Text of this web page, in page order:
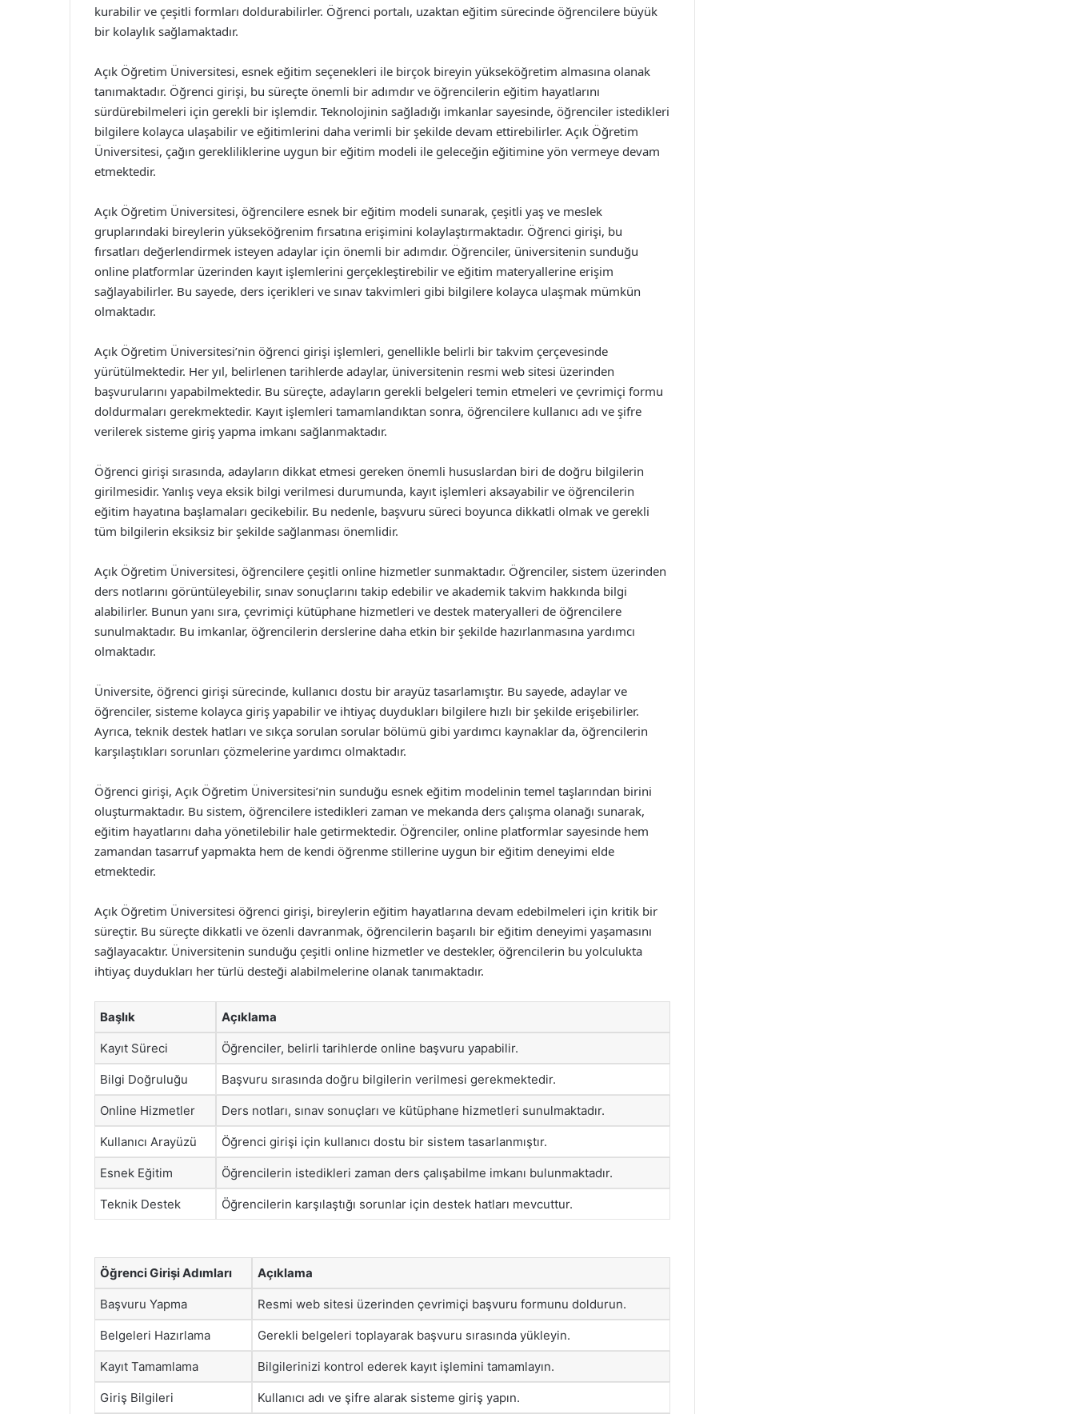
kurabilir ve çeşitli formları doldurabilirler. Öğrenci portalı, uzaktan eğitim sürecinde öğrencilere büyük
bir kolaylık sağlamaktadır.
Açık Öğretim Üniversitesi, esnek eğitim seçenekleri ile birçok bireyin yükseköğretim almasına olanak
tanımaktadır. Öğrenci girişi, bu süreçte önemli bir adımdır ve öğrencilerin eğitim hayatlarını
sürdürebilmeleri için gerekli bir işlemdir. Teknolojinin sağladığı imkanlar sayesinde, öğrenciler istedikleri
bilgilere kolayca ulaşabilir ve eğitimlerini daha verimli bir şekilde devam ettirebilirler. Açık Öğretim
Üniversitesi, çağın gerekliliklerine uygun bir eğitim modeli ile geleceğin eğitimine yön vermeye devam
etmektedir.
Açık Öğretim Üniversitesi, öğrencilere esnek bir eğitim modeli sunarak, çeşitli yaş ve meslek
gruplarındaki bireylerin yükseköğrenim fırsatına erişimini kolaylaştırmaktadır. Öğrenci girişi, bu
fırsatları değerlendirmek isteyen adaylar için önemli bir adımdır. Öğrenciler, üniversitenin sunduğu
online platformlar üzerinden kayıt işlemlerini gerçekleştirebilir ve eğitim materyallerine erişim
sağlayabilirler. Bu sayede, ders içerikleri ve sınav takvimleri gibi bilgilere kolayca ulaşmak mümkün
olmaktadır.
Açık Öğretim Üniversitesi’nin öğrenci girişi işlemleri, genellikle belirli bir takvim çerçevesinde
yürütülmektedir. Her yıl, belirlenen tarihlerde adaylar, üniversitenin resmi web sitesi üzerinden
başvurularını yapabilmektedir. Bu süreçte, adayların gerekli belgeleri temin etmeleri ve çevrimiçi formu
doldurmaları gerekmektedir. Kayıt işlemleri tamamlandıktan sonra, öğrencilere kullanıcı adı ve şifre
verilerek sisteme giriş yapma imkanı sağlanmaktadır.
Öğrenci girişi sırasında, adayların dikkat etmesi gereken önemli hususlardan biri de doğru bilgilerin
girilmesidir. Yanlış veya eksik bilgi verilmesi durumunda, kayıt işlemleri aksayabilir ve öğrencilerin
eğitim hayatına başlamaları gecikebilir. Bu nedenle, başvuru süreci boyunca dikkatli olmak ve gerekli
tüm bilgilerin eksiksiz bir şekilde sağlanması önemlidir.
Açık Öğretim Üniversitesi, öğrencilere çeşitli online hizmetler sunmaktadır. Öğrenciler, sistem üzerinden
ders notlarını görüntüleyebilir, sınav sonuçlarını takip edebilir ve akademik takvim hakkında bilgi
alabilirler. Bunun yanı sıra, çevrimiçi kütüphane hizmetleri ve destek materyalleri de öğrencilere
sunulmaktadır. Bu imkanlar, öğrencilerin derslerine daha etkin bir şekilde hazırlanmasına yardımcı
olmaktadır.
Üniversite, öğrenci girişi sürecinde, kullanıcı dostu bir arayüz tasarlamıştır. Bu sayede, adaylar ve
öğrenciler, sisteme kolayca giriş yapabilir ve ihtiyaç duydukları bilgilere hızlı bir şekilde erişebilirler.
Ayrıca, teknik destek hatları ve sıkça sorulan sorular bölümü gibi yardımcı kaynaklar da, öğrencilerin
karşılaştıkları sorunları çözmelerine yardımcı olmaktadır.
Öğrenci girişi, Açık Öğretim Üniversitesi’nin sunduğu esnek eğitim modelinin temel taşlarından birini
oluşturmaktadır. Bu sistem, öğrencilere istedikleri zaman ve mekanda ders çalışma olanağı sunarak,
eğitim hayatlarını daha yönetilebilir hale getirmektedir. Öğrenciler, online platformlar sayesinde hem
zamandan tasarruf yapmakta hem de kendi öğrenme stillerine uygun bir eğitim deneyimi elde
etmektedir.
Açık Öğretim Üniversitesi öğrenci girişi, bireylerin eğitim hayatlarına devam edebilmeleri için kritik bir
süreçtir. Bu süreçte dikkatli ve özenli davranmak, öğrencilerin başarılı bir eğitim deneyimi yaşamasını
sağlayacaktır. Üniversitenin sunduğu çeşitli online hizmetler ve destekler, öğrencilerin bu yolculukta
ihtiyaç duydukları her türlü desteği alabilmelerine olanak tanımaktadır.
Başlık Açıklama
Kayıt Süreci Öğrenciler, belirli tarihlerde online başvuru yapabilir.
Bilgi Doğruluğu Başvuru sırasında doğru bilgilerin verilmesi gerekmektedir.
Online Hizmetler Ders notları, sınav sonuçları ve kütüphane hizmetleri sunulmaktadır.
Kullanıcı Arayüzü Öğrenci girişi için kullanıcı dostu bir sistem tasarlanmıştır.
Esnek Eğitim Öğrencilerin istedikleri zaman ders çalışabilme imkanı bulunmaktadır.
Teknik Destek Öğrencilerin karşılaştığı sorunlar için destek hatları mevcuttur.
Öğrenci Girişi Adımları Açıklama
Başvuru Yapma Resmi web sitesi üzerinden çevrimiçi başvuru formunu doldurun.
Belgeleri Hazırlama Gerekli belgeleri toplayarak başvuru sırasında yükleyin.
Kayıt Tamamlama Bilgilerinizi kontrol ederek kayıt işlemini tamamlayın.
Giriş Bilgileri Kullanıcı adı ve şifre alarak sisteme giriş yapın.